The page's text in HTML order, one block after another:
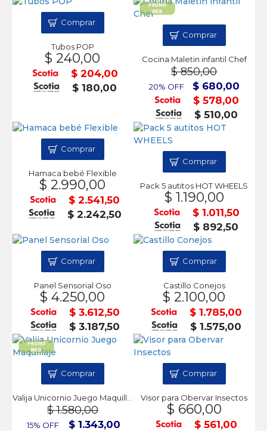
Tubos POP
$ 240,00
$ 204,00
$ 180,00
Comprar
Cocina Maletin infantil Chef
$ 850,00
20% OFF
$ 680,00
$ 578,00
$ 510,00
Comprar
Hamaca bebé Flexible
$ 2.990,00
$ 2.541,50
$ 2.242,50
Comprar
Pack 5 autitos HOT WHEELS
$ 1.190,00
$ 1.011,50
$ 892,50
Comprar
Panel Sensorial Oso
$ 4.250,00
$ 3.612,50
$ 3.187,50
Comprar
Castillo Conejos
$ 2.100,00
$ 1.785,00
$ 1.575,00
Comprar
$ 1.580,00
15% OFF
$ 1.343,00
Comprar
Visor para Obervar Insectos
$ 660,00
$ 561,00
Comprar